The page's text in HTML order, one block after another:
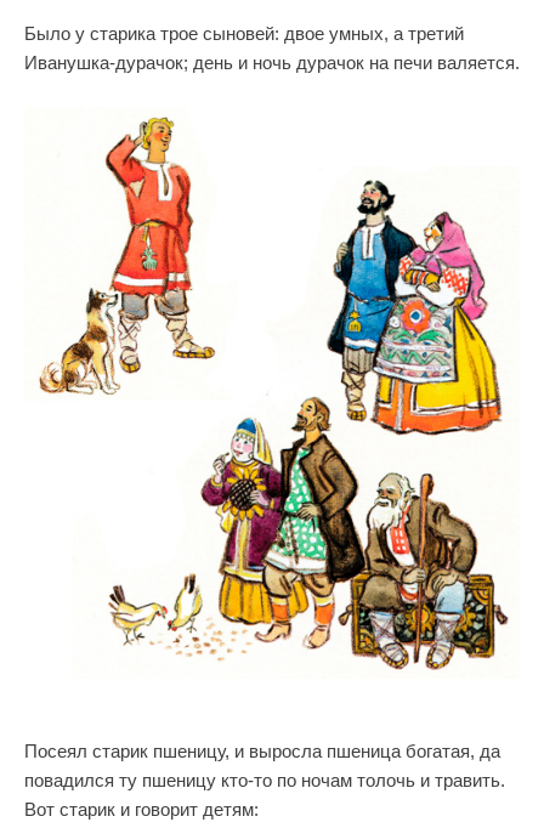
Было у старика трое сыновей: двое умных, а третий
Иванушка-дурачок; день и ночь дурачок на печи валяется.
Посеял старик пшеницу, и выросла пшеница богатая, да
повадился ту пшеницу кто-то по ночам толочь и травить.
Вот старик и говорит детям: